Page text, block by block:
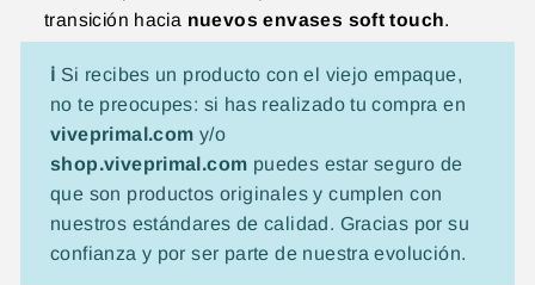
transición hacia nuevos envases soft touch.
ℹ️ Si recibes un producto con el viejo empaque,
no te preocupes: si has realizado tu compra en
viveprimal.com y/o
shop.viveprimal.com puedes estar seguro de
que son productos originales y cumplen con
nuestros estándares de calidad. Gracias por su
confianza y por ser parte de nuestra evolución.